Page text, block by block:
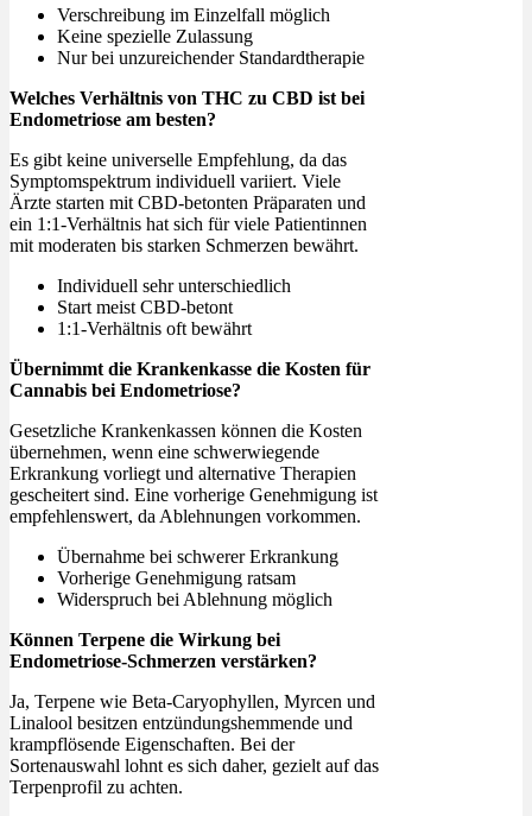
Verschreibung im Einzelfall möglich
Keine spezielle Zulassung
Nur bei unzureichender Standardtherapie
Welches Verhältnis von THC zu CBD ist bei
Endometriose am besten?
Es gibt keine universelle Empfehlung, da das
Symptomspektrum individuell variiert. Viele
Ärzte starten mit CBD-betonten Präparaten und
ein 1:1-Verhältnis hat sich für viele Patientinnen
mit moderaten bis starken Schmerzen bewährt.
Individuell sehr unterschiedlich
Start meist CBD-betont
1:1-Verhältnis oft bewährt
Übernimmt die Krankenkasse die Kosten für
Cannabis bei Endometriose?
Gesetzliche Krankenkassen können die Kosten
übernehmen, wenn eine schwerwiegende
Erkrankung vorliegt und alternative Therapien
gescheitert sind. Eine vorherige Genehmigung ist
empfehlenswert, da Ablehnungen vorkommen.
Übernahme bei schwerer Erkrankung
Vorherige Genehmigung ratsam
Widerspruch bei Ablehnung möglich
Können Terpene die Wirkung bei
Endometriose-Schmerzen verstärken?
Ja, Terpene wie Beta-Caryophyllen, Myrcen und
Linalool besitzen entzündungshemmende und
krampflösende Eigenschaften. Bei der
Sortenauswahl lohnt es sich daher, gezielt auf das
Terpenprofil zu achten.